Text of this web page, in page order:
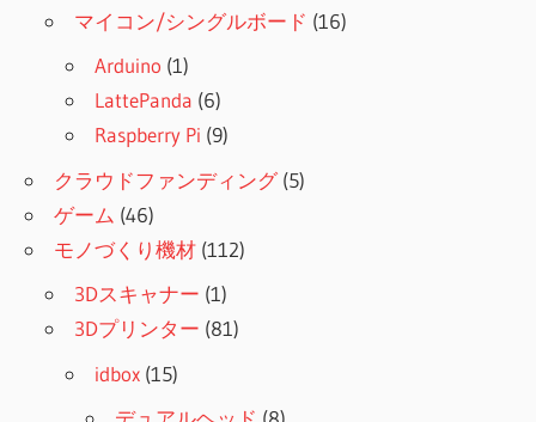
マイコン/シングルボード (16)
Arduino (1)
LattePanda (6)
Raspberry Pi (9)
クラウドファンディング(5)
ゲーム (46)
モノづくり機材 (112)
3Dスキャナー (1)
3Dプリンター (81)
idbox (15)